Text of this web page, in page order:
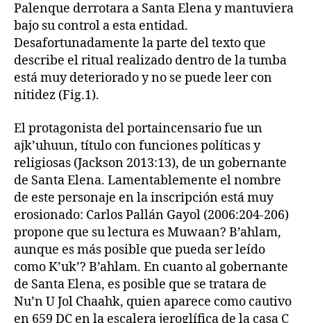
Palenque derrotara a Santa Elena y mantuviera
bajo su control a esta entidad.
Desafortunadamente la parte del texto que
describe el ritual realizado dentro de la tumba
está muy deteriorado y no se puede leer con
nitidez (Fig.1).
El protagonista del portaincensario fue un
ajk’uhuun, título con funciones políticas y
religiosas (Jackson 2013:13), de un gobernante
de Santa Elena. Lamentablemente el nombre
de este personaje en la inscripción está muy
erosionado: Carlos Pallán Gayol (2006:204-206)
propone que su lectura es Muwaan? B’ahlam,
aunque es más posible que pueda ser leído
como K’uk’? B’ahlam. En cuanto al gobernante
de Santa Elena, es posible que se tratara de
Nu’n U Jol Chaahk, quien aparece como cautivo
en 659 DC en la escalera jeroglífica de la casa C